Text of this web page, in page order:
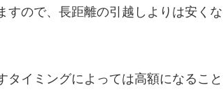
すので、長距離の引越しよりは安くな
イミングによっては高額になること